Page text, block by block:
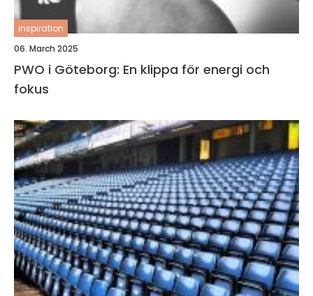
inspiration
06. March 2025
PWO i Göteborg: En klippa för energi och
fokus